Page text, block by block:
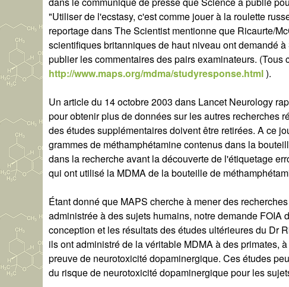
"Utiliser de l'ecstasy, c'est comme jouer à la roulette
reportage dans The Scientist mentionne que Ricaurte/
scientifiques britanniques de haut niveau ont demandé
publier les commentaires des pairs examinateurs. (Tous
http://www.maps.org/mdma/studyresponse.html).
Un article du 14 octobre 2003 dans Lancet Neurology
pour obtenir plus de données sur les autres recherches
des études supplémentaires doivent être retirées. A ce
grammes de méthamphétamine contenus dans la
dans la recherche avant la découverte de l'étiquetage
qui ont utilisé la MDMA de la bouteille de
Étant donné que MAPS cherche à mener des
administrée à des sujets humains, notre demande
conception et les résultats des études ultérieures du Dr
ils ont administré de la véritable MDMA à des primates,
preuve de neurotoxicité dopaminergique. Ces études
du risque de neurotoxicité dopaminergique pour les